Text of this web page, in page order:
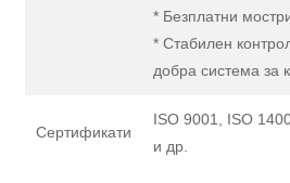
* Безплатни
* Стабилен
добра система за
Сертификати
ISO 9001, ISO
и др.